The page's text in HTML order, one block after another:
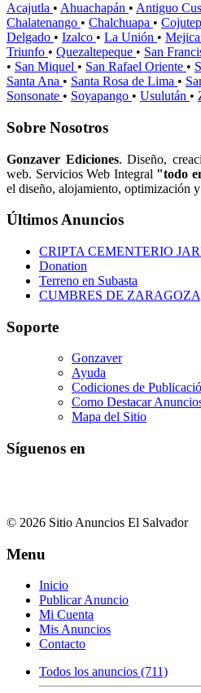
Acajutla • Ahuachapán • Antiguo
Chalatenango • Chalchuapa •
Delgado • Izalco • La Unión •
Triunfo • Quezaltepeque • San
• San Miquel • San Rafael Oriente •
Santa Ana • Santa Rosa de Lima •
Sonsonate • Soyapango • Usulután •
Sobre Nosotros
Gonzaver Ediciones. Diseño,
web. Servicios Web Integral "todo
el diseño, alojamiento, optimización
Últimos Anuncios
CRIPTA CEMENTERIO
Donation
Terreno en Subasta
CUMBRES DE
Soporte
Gonzaver
Ayuda
Codiciones de
Como Destacar
Mapa del Sitio
Síguenos en
© 2026 Sitio Anuncios El Salvador
Menu
Inicio
Publicar Anuncio
Mi Cuenta
Mis Anuncios
Contacto
Todos los anuncios (711)